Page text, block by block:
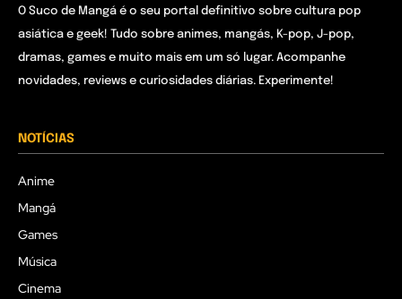
O Suco de Mangá é o seu portal definitivo sobre cultura pop
asiática e geek! Tudo sobre animes, mangás, K-pop, J-pop,
dramas, games e muito mais em um só lugar. Acompanhe
novidades, reviews e curiosidades diárias. Experimente!
NOTÍCIAS
Anime
Mangá
Games
Música
Cinema